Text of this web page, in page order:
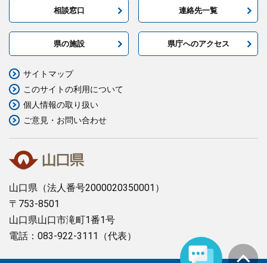
相談窓口 連絡先一覧
県の施設 県庁へのアクセス
山口県 （法人番号2000020350001）
〒753-8501
山口県山口市滝町1番1号
電話：083-922-3111（代表）
サイトマップ
このサイトの利用について
個人情報の取り扱い
ご意見・お問い合わせ